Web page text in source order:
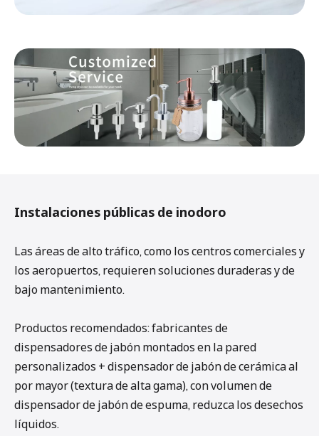
Instalaciones públicas de inodoro
Las áreas de alto tráfico, como los centros comerciales y
los aeropuertos, requieren soluciones duraderas y de
bajo mantenimiento.
Productos recomendados: fabricantes de
dispensadores de jabón montados en la pared
personalizados + dispensador de jabón de cerámica al
por mayor (textura de alta gama), con volumen de
dispensador de jabón de espuma, reduzca los desechos
líquidos.